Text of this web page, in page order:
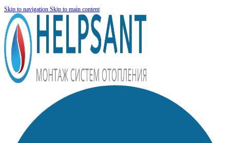
Skip to navigation Skip to main content